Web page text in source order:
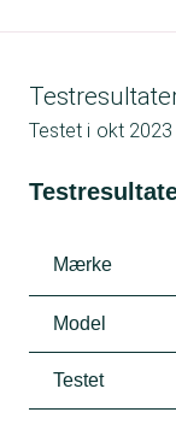
Testet i okt 2023
Mærke
Model
Testet